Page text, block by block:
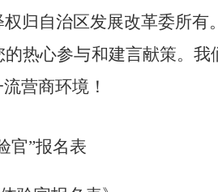
归 自治区发展改革委所有。
的热心参与和建言献策。我
营商环境！
官”报名表